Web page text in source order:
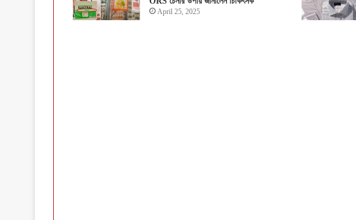
April 25, 2025